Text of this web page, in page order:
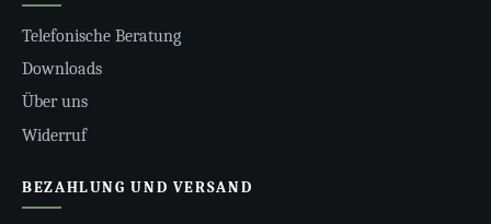
Telefonische Beratung
Downloads
Über uns
Widerruf
BEZAHLUNG UND VERSAND